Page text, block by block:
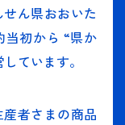
ん県おおいた
当初から “県か
ています。
者さまの商品